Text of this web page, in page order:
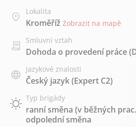
Lokalita
Kroměříž Zobrazit na mapě
Smluvní vztah
Dohoda o provedení práce
Jazykové znalosti
Český jazyk(Expert C2)
Typ brigády
ranní směna (v běžných
odpolední směna